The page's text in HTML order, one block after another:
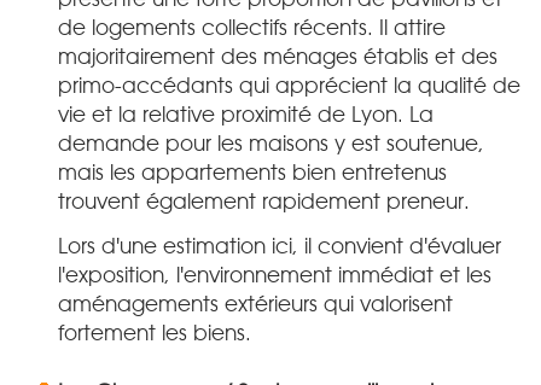
de logements collectifs récents. Il attire
majoritairement des ménages établis et des
primo-accédants qui apprécient la qualité de
vie et la relative proximité de Lyon. La
demande pour les maisons y est soutenue,
mais les appartements bien entretenus
trouvent également rapidement preneur.
Lors d'une estimation ici, il convient d'évaluer
l'exposition, l'environnement immédiat et les
aménagements extérieurs qui valorisent
fortement les biens.